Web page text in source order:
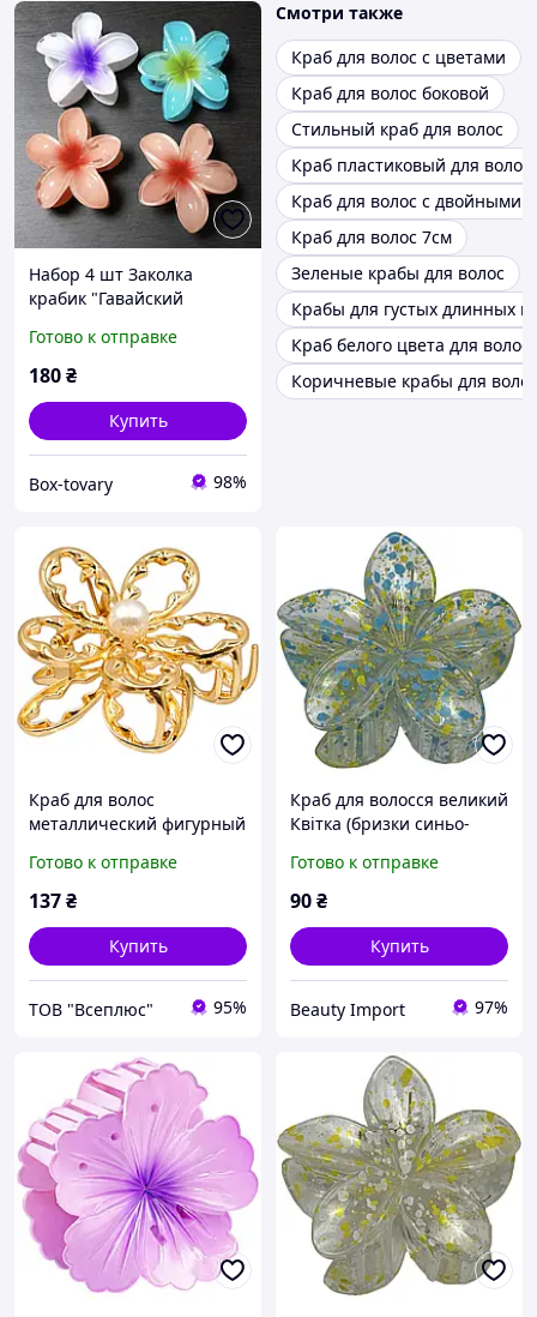
Набор 4 шт Заколка
крабик "Гавайский
волос цветочек
Готово к отправке
180₴
Купить
Box-tovary 98%
Смотри также
Краб для волос с цветами
Краб для волос боковой
Стильный краб для волос
Краб пластиковый для волос
Краб для волос с двойными
Краб для волос 7см
Зеленые крабы для волос
Крабы для густых длинных
Краб белого цвета для волос
Коричневые крабы для волос
Краб для волос
металлический фигурный
Готово к отправке
137₴
Купить
ТОВ "Всеплюс" 95%
Краб для волосся великий
Квітка (бризки синьо-
Готово к отправке
90₴
Купить
Beauty Import 97%